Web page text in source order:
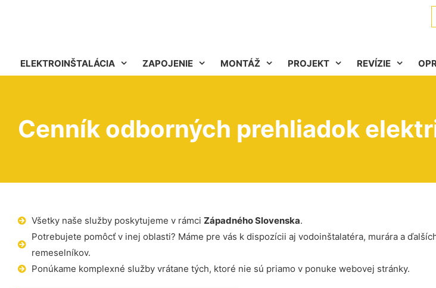
ELEKTROINŠTALÁCIA ZAPOJENIE MONTÁŽ PROJEKT REVÍZIE
Cenník odborných prehliadok
Všetky naše služby poskytujeme v rámci Západného Slovenska.
Potrebujete pomôcť v inej oblasti? Máme pre vás k dispozícii aj vodoinštalatéra, murára a
remeselníkov.
Ponúkame komplexné služby vrátane tých, ktoré nie sú priamo v ponuke webovej stránky.